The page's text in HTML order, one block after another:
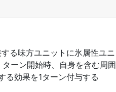
る味方ユニットに氷属性
ーン開始時、自身を含む
る効果を1ターン付与する